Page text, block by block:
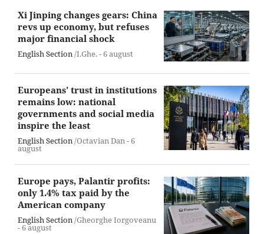
Xi Jinping changes gears: China
revs up economy, but refuses
major financial shock
English Section/I.Ghe. -6 august
Europeans' trust in institutions
remains low: national
governments and social media
inspire the least
English Section/Octavian Dan -6
august
Europe pays, Palantir profits:
only 1.4% tax paid by the
American company
English Section/Gheorghe Iorgoveanu
-6 august